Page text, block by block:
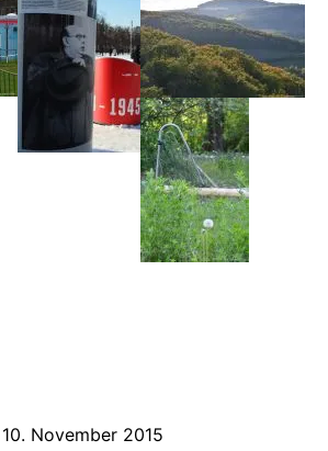
10. November 2015